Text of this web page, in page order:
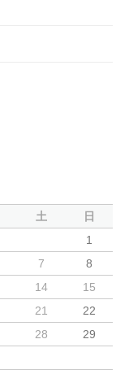
土 日
1
7
8
14
15
21
22
28
29